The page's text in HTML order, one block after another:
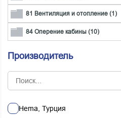
81 Вентиляция и отопление (1)
84 Оперение кабины (10)
Производитель
Hema, Турция